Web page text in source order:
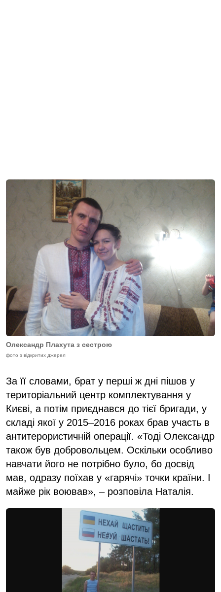
Олександр Плахута з сестрою
фото з відкритих джерел
За її словами, брат у перші ж дні пішов у
територіальний центр комплектування у
Києві, а потім приєднався до тієї бригади, у
складі якої у 2015–2016 роках брав участь в
антитерористичній операції. «Тоді Олександр
також був добровольцем. Оскільки особливо
навчати його не потрібно було, бо досвід
мав, одразу поїхав у «гарячі» точки країни. І
майже рік воював», – розповіла Наталія.